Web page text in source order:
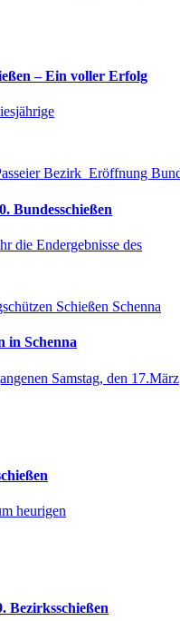
– Ein voller Erfolg
Bundesschießen
die Endergebnisse des
in Schenna
Samstag, den 17.März
heurigen
Bezirksschießen